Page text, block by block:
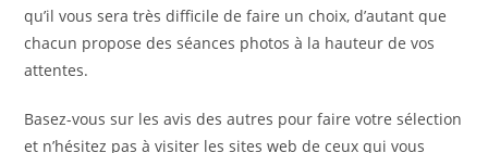
qu’il vous sera très difficile de faire un choix, d’autant que
chacun propose des séances photos à la hauteur de vos
attentes.
Basez-vous sur les avis des autres pour faire votre sélection
et n’hésitez pas à visiter les sites web de ceux qui vous